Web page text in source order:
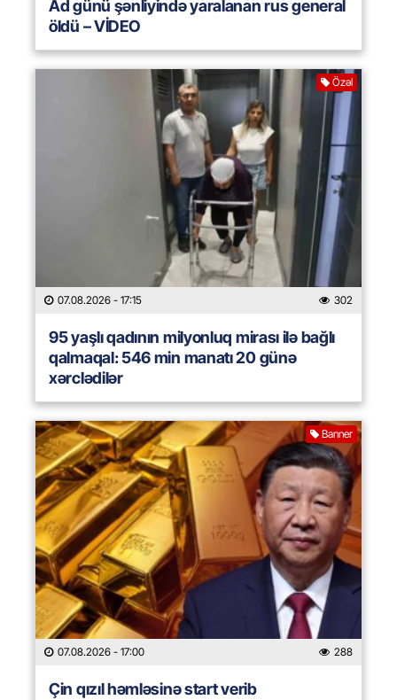
Ad günü şənliyində yaralanan rus general
öldü – VİDEO
Özəl
07.08.2026 - 17:15 302
95 yaşlı qadının milyonluq mirası ilə bağlı
qalmaqal: 546 min manatı 20 günə
xərclədilər
Banner
07.08.2026 - 17:00 288
Çin qızıl həmləsinə start verib